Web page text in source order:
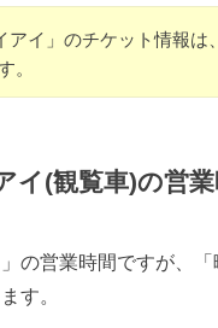
アイ」のチケット情報は
。
イ(観覧車)の営業
」の営業時間ですが、
す。